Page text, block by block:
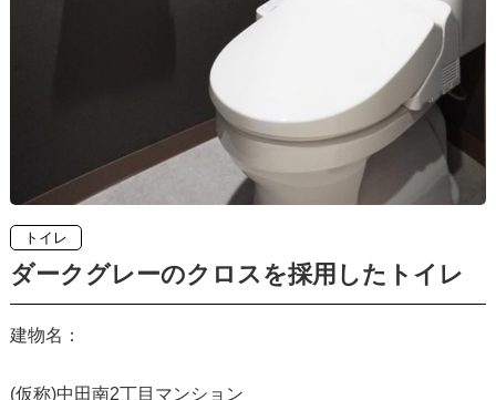
トイレ
ダークグレーのクロスを採用したトイレ
建物名：
(仮称)中田南2丁目マンション